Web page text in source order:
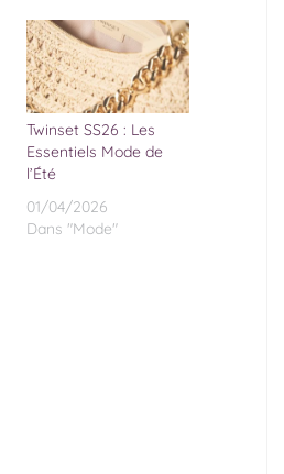
Twinset SS26 : Les
Essentiels Mode de
l’Été
01/04/2026
Dans "Mode"